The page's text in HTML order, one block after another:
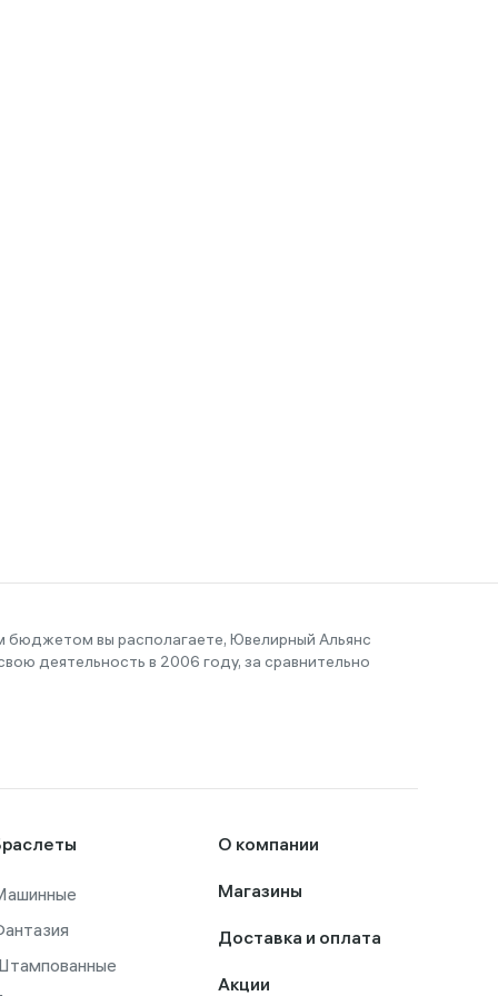
бюджетом вы располагаете, Ювелирный Альянс
деятельность в 2006 году, за сравнительно
О компании
Магазины
Доставка и оплата
Акции